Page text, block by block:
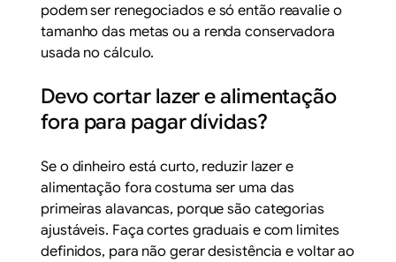
podem ser renegociados e só então reavalie o
tamanho das metas ou a renda conservadora
usada no cálculo.
Devo cortar lazer e alimentação
fora para pagar dívidas?
Se o dinheiro está curto, reduzir lazer e
alimentação fora costuma ser uma das
primeiras alavancas, porque são categorias
ajustáveis. Faça cortes graduais e com limites
definidos, para não gerar desistência e voltar ao